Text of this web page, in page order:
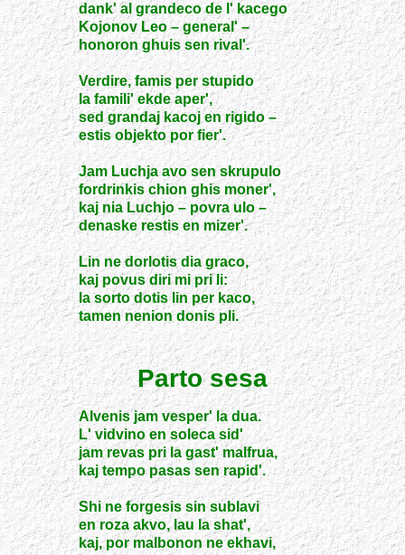
dank' al grandeco de l' kacego
Kojonov Leo – general' –
honoron ghuis sen rival'.
Verdire, famis per stupido
la famili' ekde aper',
sed grandaj kacoj en rigido –
estis objekto por fier'.
Jam Luchja avo sen skrupulo
fordrinkis chion ghis moner',
kaj nia Luchjo – povra ulo –
denaske restis en mizer'.
Lin ne dorlotis dia graco,
kaj povus diri mi pri li:
la sorto dotis lin per kaco,
tamen nenion donis pli.
Parto sesa
Alvenis jam vesper' la dua.
L' vidvino en soleca sid'
jam revas pri la gast' malfrua,
kaj tempo pasas sen rapid'.
Shi ne forgesis sin sublavi
en roza akvo, lau la shat',
kaj, por malbonon ne ekhavi,